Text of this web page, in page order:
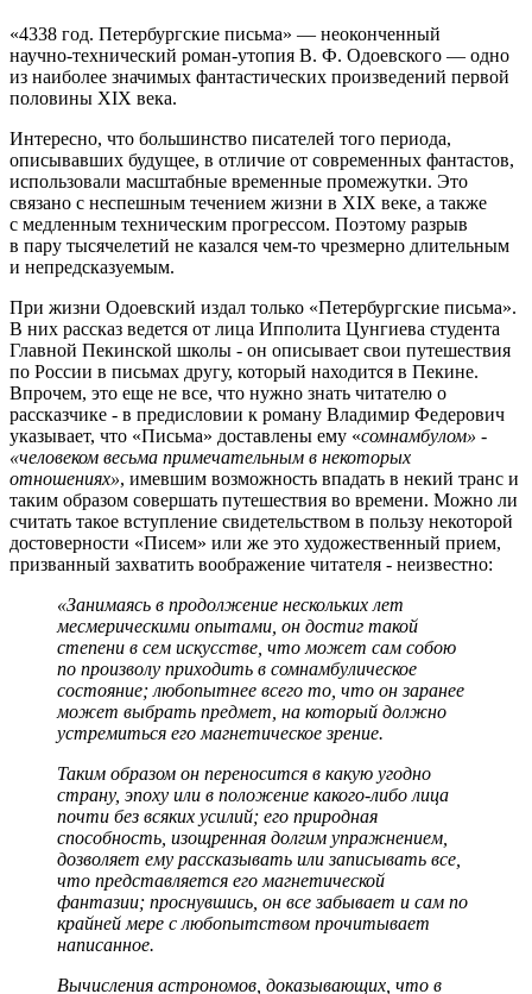
«4338 год. Петербургские письма» — неоконченный
научно-технический роман-утопия В. Ф. Одоевского — одно
из наиболее значимых фантастических произведений первой
половины XIX века.
Интересно, что большинство писателей того периода,
описывавших будущее, в отличие от современных фантастов,
использовали масштабные временные промежутки. Это
связано с неспешным течением жизни в XIX веке, а также
с медленным техническим прогрессом. Поэтому разрыв
в пару тысячелетий не казался чем-то чрезмерно длительным
и непредсказуемым.
При жизни Одоевский издал только «Петербургские письма».
В них рассказ ведется от лица Ипполита Цунгиева студента
Главной Пекинской школы - он описывает свои путешествия
по России в письмах другу, который находится в Пекине.
Впрочем, это еще не все, что нужно знать читателю о
рассказчике - в предисловии к роману Владимир Федерович
указывает, что «Письма» доставлены ему «сомнамбулом» -
«человеком весьма примечательным в некоторых
отношениях», имевшим возможность впадать в некий транс и
таким образом совершать путешествия во времени. Можно ли
считать такое вступление свидетельством в пользу некоторой
достоверности «Писем» или же это художественный прием,
призванный захватить воображение читателя - неизвестно:
«Занимаясь в продолжение нескольких лет
месмерическими опытами, он достиг такой
степени в сем искусстве, что может сам собою
по произволу приходить в сомнамбулическое
состояние; любопытнее всего то, что он заранее
может выбрать предмет, на который должно
устремиться его магнетическое зрение.
Таким образом он переносится в какую угодно
страну, эпоху или в положение какого-либо лица
почти без всяких усилий; его природная
способность, изощренная долгим упражнением,
дозволяет ему рассказывать или записывать все,
что представляется его магнетической
фантазии; проснувшись, он все забывает и сам по
крайней мере с любопытством прочитывает
написанное.
Вычисления астрономов, доказывающих, что в